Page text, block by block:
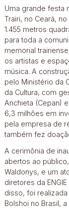
Uma grande festa
Trairi, no Ceará,
1.455 metros
para toda a
memorial
os artistas e
música. A
pelo Ministério da
da Cultura, com
Anchieta (Cepan)
6,3 milhões em
pela empresa de
também fez
A cerimônia de
abertos ao
Waldonys, e um
diretores da
disso, foi
Bolshoi no Brasil,